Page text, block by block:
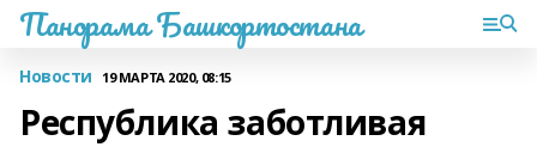
Панорама Башкортостана
Новости 19 МАРТА 2020, 08:15
Республика заботливая